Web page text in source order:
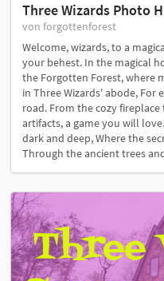
Three Wizards Photo
von forgottenforest
Welcome, wizards, to a
your behest. In the magical
the Forgotten Forest, where
in Three Wizards' abode, For
road. From the cozy
artifacts, a game you will
dark and deep, Where the
Through the ancient trees